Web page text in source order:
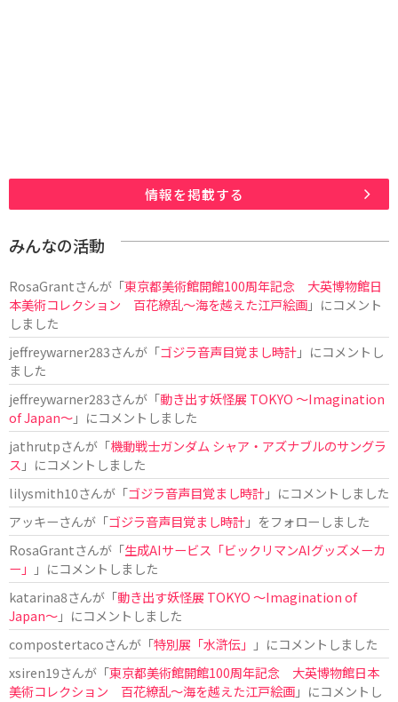
情報を掲載する
みんなの活動
RosaGrantさんが「東京都美術館開館100周年記念 大英博物館日
本美術コレクション 百花繚乱～海を越えた江戸絵画」にコメント
しました
jeffreywarner283さんが「ゴジラ音声目覚まし時計」にコメントし
ました
jeffreywarner283さんが「動き出す妖怪展 TOKYO 〜Imagination
of Japan〜」にコメントしました
jathrutpさんが「機動戦士ガンダム シャア・アズナブルのサングラ
ス 」にコメントしました
lilysmith10さんが「ゴジラ音声目覚まし時計」にコメントしました
アッキーさんが「ゴジラ音声目覚まし時計」をフォローしました
RosaGrantさんが「生成AIサービス「ビックリマンAIグッズメーカ
ー」
」にコメントしました
katarina8さんが「動き出す妖怪展 TOKYO 〜Imagination of
Japan〜」にコメントしました
compostertacoさんが「特別展「水滸伝」
」にコメントしました
xsiren19さんが「東京都美術館開館100周年記念 大英博物館日本
美術コレクション 百花繚乱～海を越えた江戸絵画」にコメントし